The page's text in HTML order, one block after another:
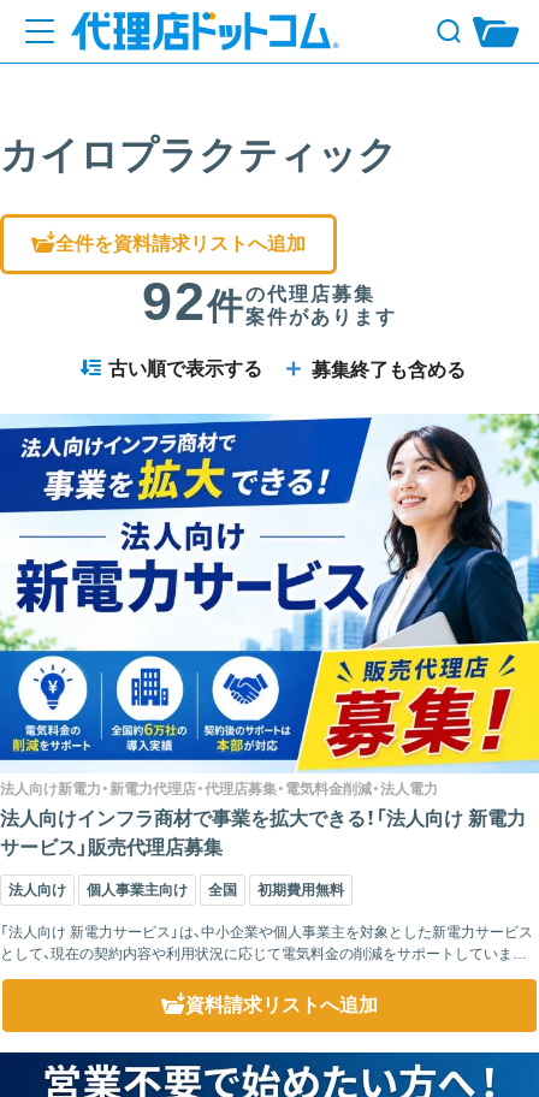
カイロプラクティック
全件を資料請求リストへ追加
92件の代理店募集
案件があります
古い順で表示する ＋ 募集終了も含める
法人向け新電力・新電力代理店・代理店募集・電気料金削減・法人電力
法人向けインフラ商材で事業を拡大できる！「法人向け 新電力
サービス」販売代理店募集
法人向け 個人事業主向け 全国 初期費用無料
「法人向け 新電力サービス」は、中小企業や個人事業主を対象とした新電力サービス
として、現在の契約内容や利用状況に応じて電気料金の削減をサポートしています。
全国約6万社の導入実績があり、各地域の電力会社の設備を利用するため、品質を維
資料請求リストへ追加